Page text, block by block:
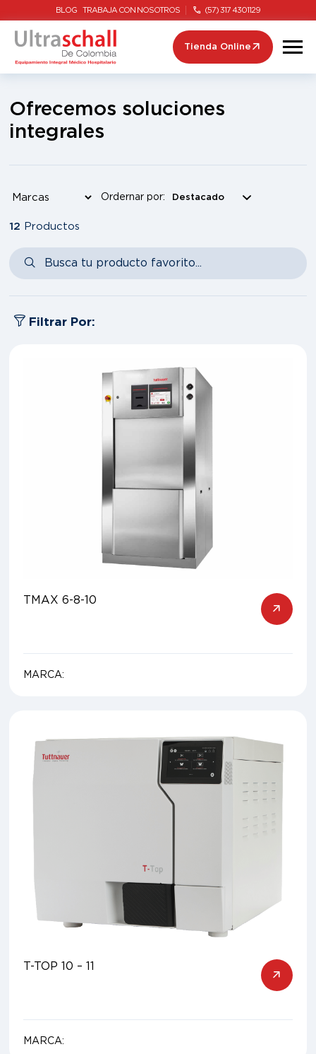
BLOG TRABAJA CON NOSOTROS (57) 317 4301129
Tienda Online
Ofrecemos soluciones
integrales
Ordernar por:
12 Productos
Filtrar Por:
TMAX 6-8-10
MARCA:
T-TOP 10 – 11
MARCA: